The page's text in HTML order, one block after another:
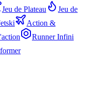
Jeu de Plateau
Jeu de
Action &
Runner Infini